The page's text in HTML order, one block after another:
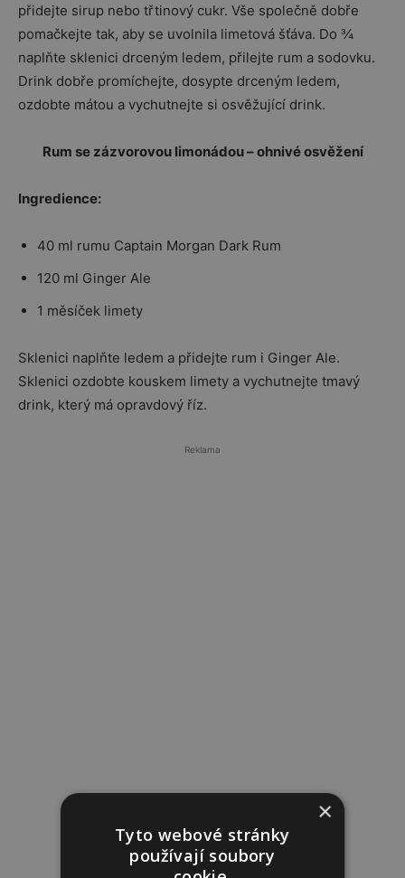
přidejte sirup nebo třtinový cukr. Vše společně dobře
pomačkejte tak, aby se uvolnila limetová šťáva. Do ¾
naplňte sklenici drceným ledem, přilejte rum a sodovku.
Drink dobře promíchejte, dosypte drceným ledem,
ozdobte mátou a vychutnejte si osvěžující drink.
Rum se zázvorovou limonádou – ohnivé osvěžení
Ingredience:
40 ml rumu Captain Morgan Dark Rum
120 ml Ginger Ale
1 měsíček limety
Sklenici naplňte ledem a přidejte rum i Ginger Ale.
Sklenici ozdobte kouskem limety a vychutnejte tmavý
drink, který má opravdový říz.
Reklama
×
Tyto webové stránky
používají soubory